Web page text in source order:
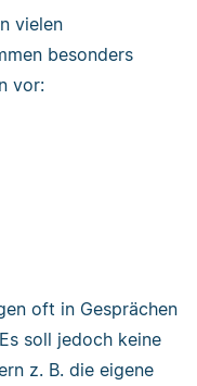
vielen
besonders
vor:
oft in Gesprächen
soll jedoch keine
z. B. die eigene